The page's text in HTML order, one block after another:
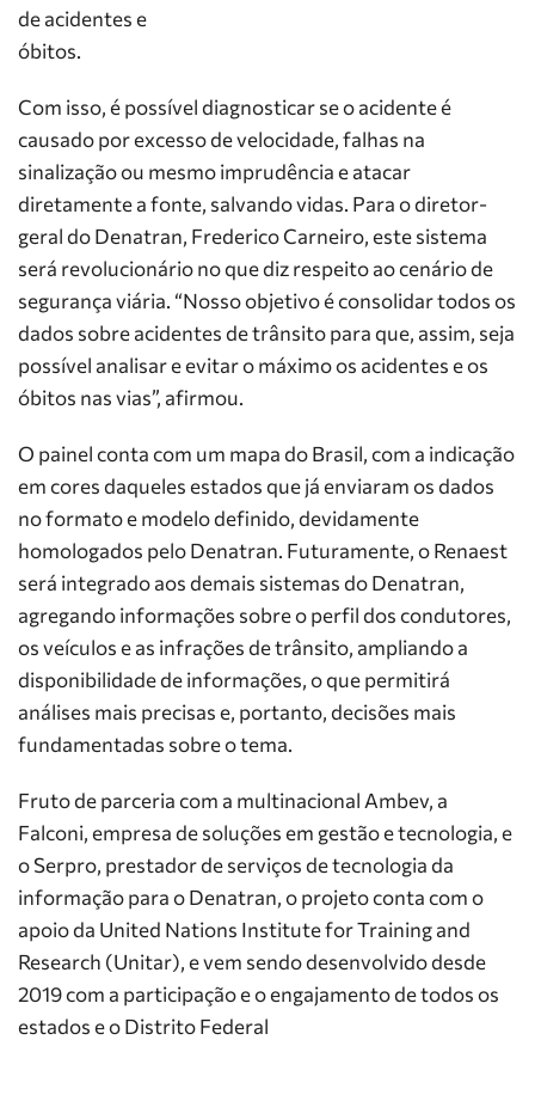
de acidentes e
óbitos.
Com isso, é possível diagnosticar se o acidente é
causado por excesso de velocidade, falhas na
sinalização ou mesmo imprudência e atacar
diretamente a fonte, salvando vidas. Para o diretor-
geral do Denatran, Frederico Carneiro, este sistema
será revolucionário no que diz respeito ao cenário de
segurança viária. “Nosso objetivo é consolidar todos os
dados sobre acidentes de trânsito para que, assim, seja
possível analisar e evitar o máximo os acidentes e os
óbitos nas vias”, afirmou.
O painel conta com um mapa do Brasil, com a indicação
em cores daqueles estados que já enviaram os dados
no formato e modelo definido, devidamente
homologados pelo Denatran. Futuramente, o Renaest
será integrado aos demais sistemas do Denatran,
agregando informações sobre o perfil dos condutores,
os veículos e as infrações de trânsito, ampliando a
disponibilidade de informações, o que permitirá
análises mais precisas e, portanto, decisões mais
fundamentadas sobre o tema.
Fruto de parceria com a multinacional Ambev, a
Falconi, empresa de soluções em gestão e tecnologia, e
o Serpro, prestador de serviços de tecnologia da
informação para o Denatran, o projeto conta com o
apoio da United Nations Institute for Training and
Research (Unitar), e vem sendo desenvolvido desde
2019 com a participação e o engajamento de todos os
estados e o Distrito Federal